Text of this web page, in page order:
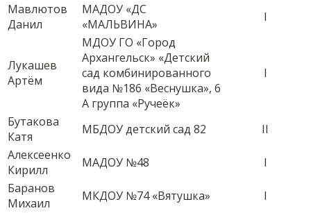
Мавлютов
Данил
МАДОУ «ДС
«МАЛЬВИНА»
I
Лукашев
Артём
МДОУ ГО «Город
Архангельск» «Детский
сад комбинированного
вида №186 «Веснушка», 6
А группа «Ручеёк»
I
Бутакова
Катя
МБДОУ детский сад 82
II
Алексеенко
Кирилл
МАДОУ №48
I
Баранов
Михаил
МКДОУ №74 «Вятушка»
I